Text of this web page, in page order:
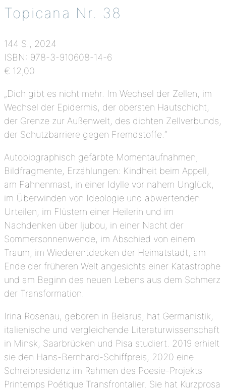
Topicana Nr. 38
144 S., 2024
ISBN: 978-3-910608-14-6
€ 12,00
„Dich gibt es nicht mehr. Im Wechsel der Zellen, im
Wechsel der Epidermis, der obersten Hautschicht,
der Grenze zur Außenwelt, des dichten Zellverbunds,
der Schutzbarriere gegen Fremdstoffe.“
Autobiographisch gefärbte Momentaufnahmen,
Bildfragmente, Erzählungen: Kindheit beim Appell,
am Fahnenmast, in einer Idylle vor nahem Unglück,
im Überwinden von Ideologie und abwertenden
Urteilen, im Flüstern einer Heilerin und im
Nachdenken über ljubou, in einer Nacht der
Sommersonnenwende, im Abschied von einem
Traum, im Wiederentdecken der Heimatstadt, am
Ende der früheren Welt angesichts einer Katastrophe
und am Beginn des neuen Lebens aus dem Schmerz
der Transformation.
Irina Rosenau, geboren in Belarus, hat Germanistik,
italienische und vergleichende Literaturwissenschaft
in Minsk, Saarbrücken und Pisa studiert. 2019 erhielt
sie den Hans-Bernhard-Schiffpreis, 2020 eine
Schreibresidenz im Rahmen des Poesie-Projekts
Printemps Poétique Transfrontalier. Sie hat Kurzprosa